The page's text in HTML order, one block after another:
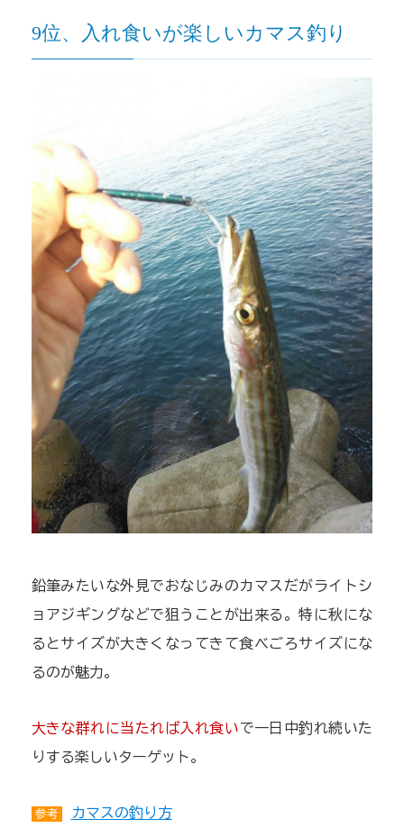
9位、入れ食いが楽しいカマス釣り
鉛筆みたいな外見でおなじみのカマスだがライトシ
ョアジギングなどで狙うことが出来る。特に秋にな
るとサイズが大きくなってきて食べごろサイズにな
るのが魅力。
大きな群れに当たれば入れ食いで一日中釣れ続いた
りする楽しいターゲット。
参考 カマスの釣り方